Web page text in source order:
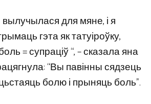
для мяне, і я
гэта як татуіроўку,
= супраціў “, – сказала яна
“Вы павінны сядзець
болю і прыняць боль”.